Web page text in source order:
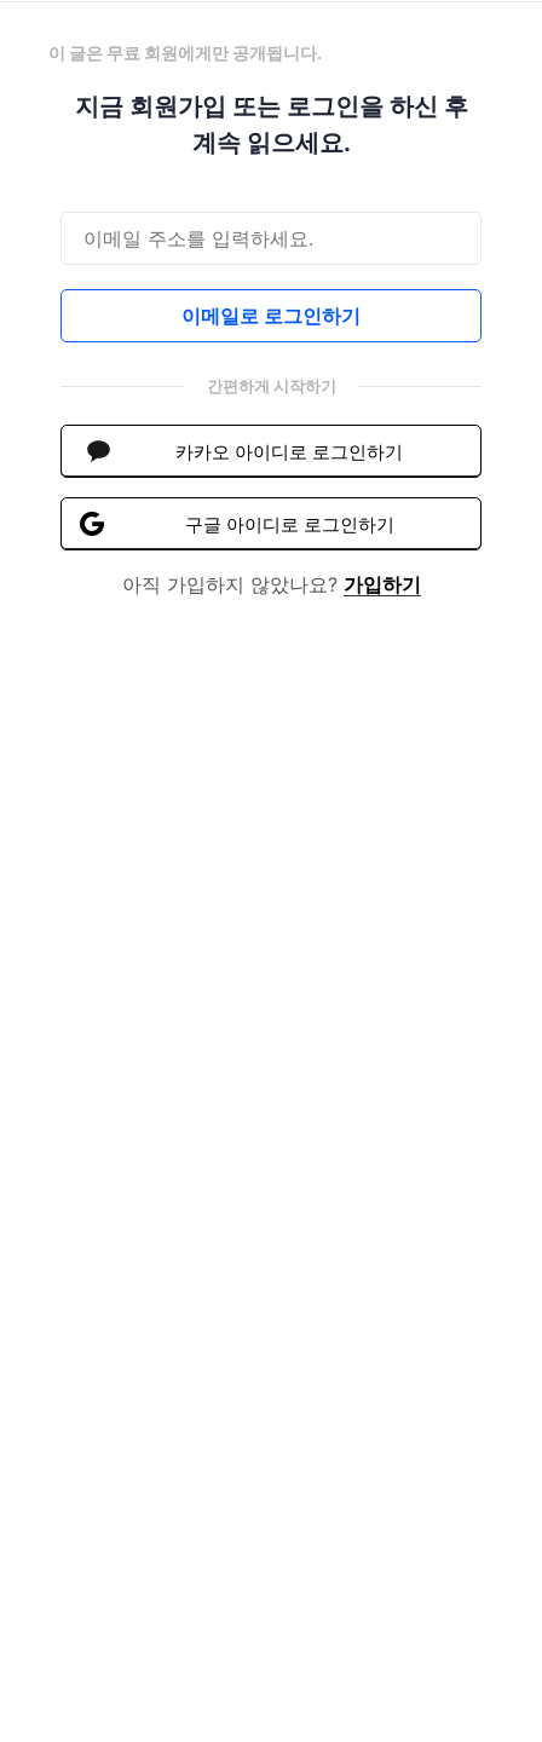
이 글은 무료 회원에게만 공개됩니다.
지금 회원가입 또는 로그인을 하신 후
계속 읽으세요.
이메일로 로그인하기
간편하게 시작하기
카카오 아이디로 로그인하기
구글 아이디로 로그인하기
아직 가입하지 않았나요? 가입하기